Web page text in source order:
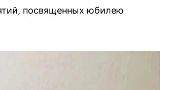
посвященных юбилею